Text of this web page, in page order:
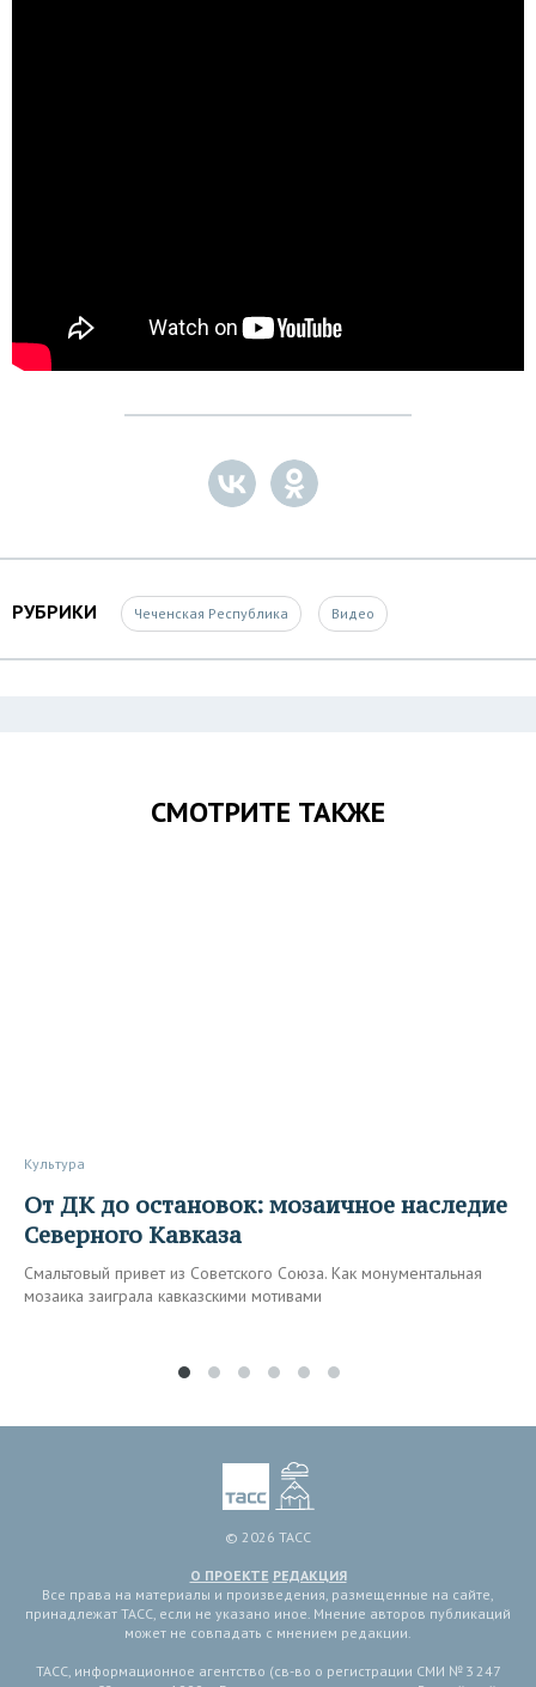
РУБРИКИ Чеченская Республика Видео
СМОТРИТЕ ТАКЖЕ
Культура
От ДК до остановок: мозаичное наследие
Северного Кавказа
Смальтовый привет из Советского Союза. Как монументальная
мозаика заиграла кавказскими мотивами
© 2026 ТАСС
О ПРОЕКТЕ РЕДАКЦИЯ
Все права на материалы и произведения, размещенные на сайте,
принадлежат ТАСС, если не указано иное. Мнение авторов публикаций
может не совпадать с мнением редакции.
ТАСС, информационное агентство (св-во о регистрации СМИ № 3 247